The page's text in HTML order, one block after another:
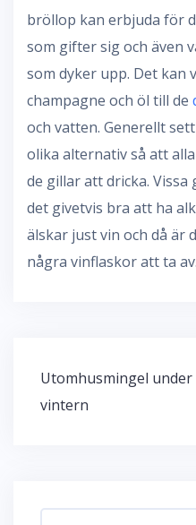
bröllop kan erbjuda för
som gifter sig och även
som dyker upp. Det kan
champagne och öl till de
och vatten. Generellt
olika alternativ så att
de gillar att dricka.
det givetvis bra att ha
älskar just vin och då är
några vinflaskor att ta av.
Inläggsnavigering
Utomhusmingel under
vintern